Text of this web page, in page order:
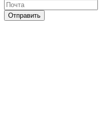
Отправить